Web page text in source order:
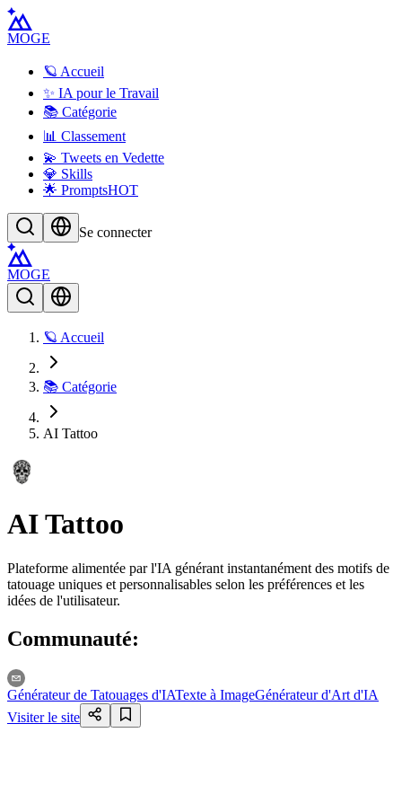
MOGE
🪐 Accueil
✨ IA pour le Travail
📚 Catégorie
📊 Classement
💫 Tweets en Vedette
💎 Skills
🌟 PromptsHOT
Se connecter
MOGE
🪐 Accueil
📚 Catégorie
AI Tattoo
AI Tattoo
Plateforme alimentée par l'IA générant instantanément des motifs de
tatouage uniques et personnalisables selon les préférences et les
idées de l'utilisateur.
Communauté:
Générateur de Tatouages d'IATexte à ImageGénérateur d'Art d'IA
Visiter le site